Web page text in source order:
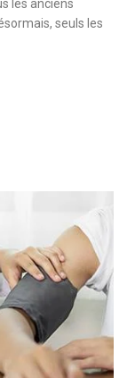
les anciens
seuls les